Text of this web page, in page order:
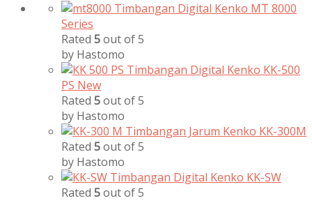
Timbangan Digital Kenko MT 8000
Series
Rated 5out of 5
by Hastomo
Timbangan Digital Kenko KK-500
PS New
Rated 5out of 5
by Hastomo
Timbangan Jarum Kenko KK-300M
Rated 5out of 5
by Hastomo
Timbangan Digital Kenko KK-SW
Rated 5out of 5